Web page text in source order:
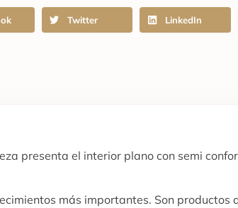
Twitter LinkedIn
presenta el interior plano con semi
más importantes. Son productos